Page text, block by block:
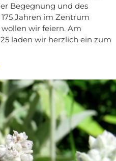
Begegnung und des
Jahren im Zentrum
wir feiern. Am
laden wir herzlich ein zum